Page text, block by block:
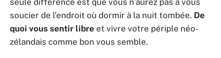
seule différence est que vous n’aurez pas à vous
soucier de l’endroit où dormir à la nuit tombée. De
quoi vous sentir libre et vivre votre périple néo-
zélandais comme bon vous semble.